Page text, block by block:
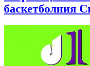
баскетболния